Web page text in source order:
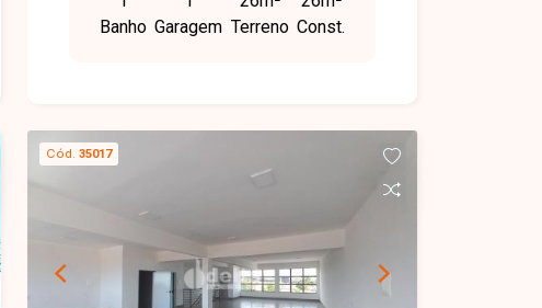
recepção, refeitório, banheiros,
vestiários, circuito de câmeras e
Banho Garagem Terreno Const.
Cód. 35017